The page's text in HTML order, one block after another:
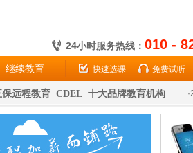
24小时服务热线： 010 -
继续教育 快速选课 免费试听
保远程教育 CDEL 十大品牌教育机构 ·
·